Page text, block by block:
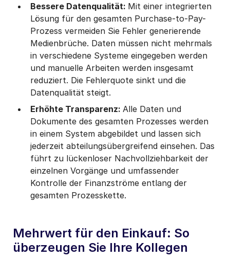
Bessere Datenqualität: Mit einer integrierten
Lösung für den gesamten Purchase-to-Pay-
Prozess vermeiden Sie Fehler generierende
Medienbrüche. Daten müssen nicht mehrmals
in verschiedene Systeme eingegeben werden
und manuelle Arbeiten werden insgesamt
reduziert. Die Fehlerquote sinkt und die
Datenqualität steigt.
Erhöhte Transparenz: Alle Daten und
Dokumente des gesamten Prozesses werden
in einem System abgebildet und lassen sich
jederzeit abteilungsübergreifend einsehen. Das
führt zu lückenloser Nachvollziehbarkeit der
einzelnen Vorgänge und umfassender
Kontrolle der Finanzströme entlang der
gesamten Prozesskette.
Mehrwert für den Einkauf: So
überzeugen Sie Ihre Kollegen